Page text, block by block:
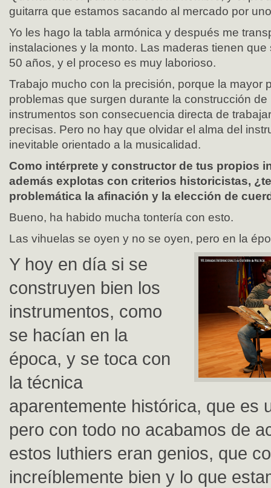
guitarra que estamos sacando al mercado por
Yo les hago la tabla armónica y después me
instalaciones y la monto. Las maderas tienen
50 años, y el proceso es muy laborioso.
Trabajo mucho con la precisión, porque la mayor
problemas que surgen durante la construcción
instrumentos son consecuencia directa de
precisas. Pero no hay que olvidar el alma del
inevitable orientado a la musicalidad.
Como intérprete y constructor de tus propios
además explotas con criterios historicistas,
problemática la afinación y la elección de
Bueno, ha habido mucha tontería con esto.
Las vihuelas se oyen y no se oyen, pero en la
Y hoy en día si se
construyen bien los
instrumentos, como
se hacían en la
época, y se toca con
la técnica
aparentemente histórica, que es
pero con todo no acabamos de
estos luthiers eran genios, que
increíblemente bien y lo que